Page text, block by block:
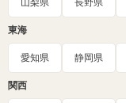
山梨県 長野県
東海
愛知県 静岡県
関西